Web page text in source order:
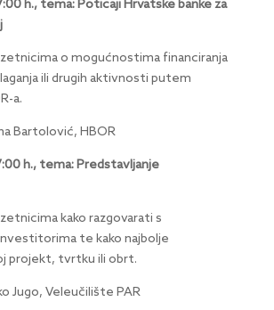
h., tema: Poticaji Hrvatske banke za
o mogućnostima financiranja
ili drugih aktivnosti putem
a.
Bartolović, HBOR
h., tema: Predstavljanje
kako razgovarati s
te kako najbolje
projekt, tvrtku ili obrt.
Jugo, Veleučilište PAR